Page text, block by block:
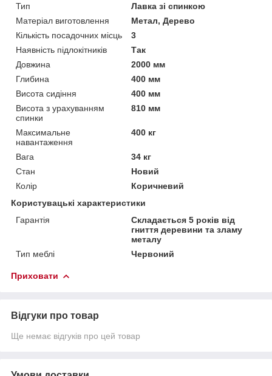
Тип
Лавка зі спинкою
Матеріал виготовлення
Метал, Дерево
Кількість посадочних місць
3
Наявність підлокітників
Так
Довжина
2000 мм
Глибина
400 мм
Висота сидіння
400 мм
Висота з урахуванням
спинки
810 мм
Максимальне
навантаження
400 кг
Вага
34 кг
Стан
Новий
Колір
Коричневий
Користувацькі характеристики
Гарантія
Складається 5 років від
гниття деревини та зламу
металу
Тип меблі
Червоний
Приховати
Відгуки про товар
Ще немає відгуків про цей товар